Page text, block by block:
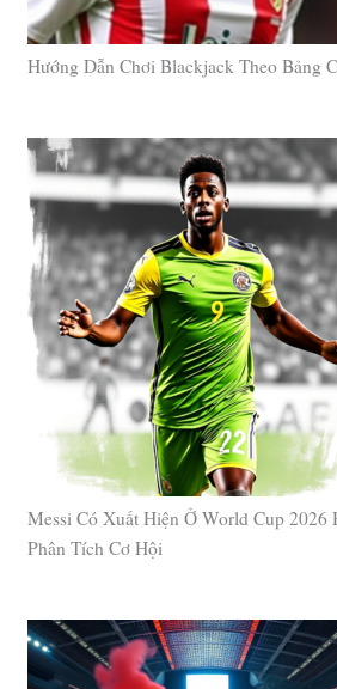
Hướng Dẫn Chơi Blackjack Theo Bảng
Messi Có Xuất Hiện Ở World Cup 2026
Phân Tích Cơ Hội